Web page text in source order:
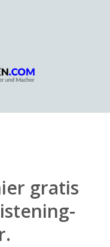
gratis